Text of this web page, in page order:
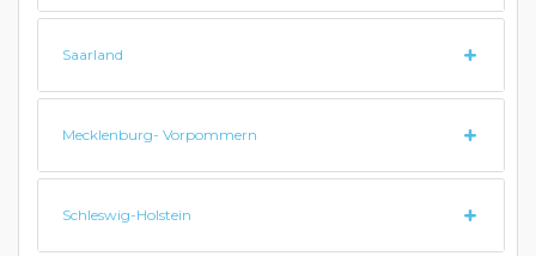
Saarland
Mecklenburg- Vorpommern
Schleswig-Holstein